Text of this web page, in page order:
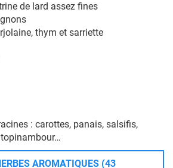
de lard assez fines
thym et sarriette
: carottes, panais, salsifis,
AROMATIQUES (43